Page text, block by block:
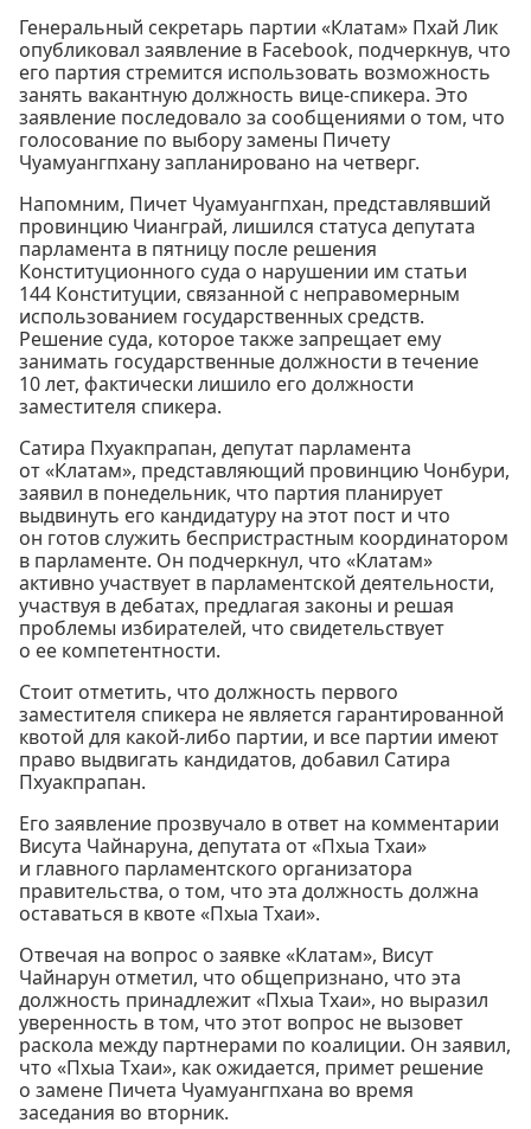
Генеральный секретарь партии «Клатам» Пхай Лик
опубликовал заявление в Facebook, подчеркнув, что
его партия стремится использовать возможность
занять вакантную должность вице-спикера. Это
заявление последовало за сообщениями о том, что
голосование по выбору замены Пичету
Чуамуангпхану запланировано на четверг.
Напомним, Пичет Чуамуангпхан, представлявший
провинцию Чианграй, лишился статуса депутата
парламента в пятницу после решения
Конституционного суда о нарушении им статьи
144 Конституции, связанной с неправомерным
использованием государственных средств.
Решение суда, которое также запрещает ему
занимать государственные должности в течение
10 лет, фактически лишило его должности
заместителя спикера.
Сатира Пхуакпрапан, депутат парламента
от «Клатам», представляющий провинцию Чонбури,
заявил в понедельник, что партия планирует
выдвинуть его кандидатуру на этот пост и что
он готов служить беспристрастным координатором
в парламенте. Он подчеркнул, что «Клатам»
активно участвует в парламентской деятельности,
участвуя в дебатах, предлагая законы и решая
проблемы избирателей, что свидетельствует
о ее компетентности.
Стоит отметить, что должность первого
заместителя спикера не является гарантированной
квотой для какой-либо партии, и все партии имеют
право выдвигать кандидатов, добавил Сатира
Пхуакпрапан.
Его заявление прозвучало в ответ на комментарии
Висута Чайнаруна, депутата от «Пхыа Тхаи»
и главного парламентского организатора
правительства, о том, что эта должность должна
оставаться в квоте «Пхыа Тхаи».
Отвечая на вопрос о заявке «Клатам», Висут
Чайнарун отметил, что общепризнано, что эта
должность принадлежит «Пхыа Тхаи», но выразил
уверенность в том, что этот вопрос не вызовет
раскола между партнерами по коалиции. Он заявил,
что «Пхыа Тхаи», как ожидается, примет решение
о замене Пичета Чуамуангпхана во время
заседания во вторник.